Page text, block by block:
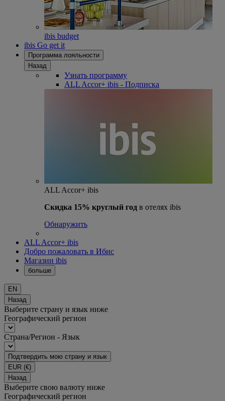
ibis budget
ibis Go get it
Программа лояльности
Назад
Узнать программу
ALL Accor+ ibis - Подписка
ALL Accor+ ibis
Скидка 15% круглый год в отелях ibis
Обнаружить
ALL Accor+ ibis
Добро пожаловать в Ибис
Магазин ibis
больше
EN
Назад
Выберите страну и язык ниже
Географический регион
Страна/Регион - Язык
Подтвердить мою страну и язык
EUR (€)
Назад
Выберите свою валюту ниже
Географический регион